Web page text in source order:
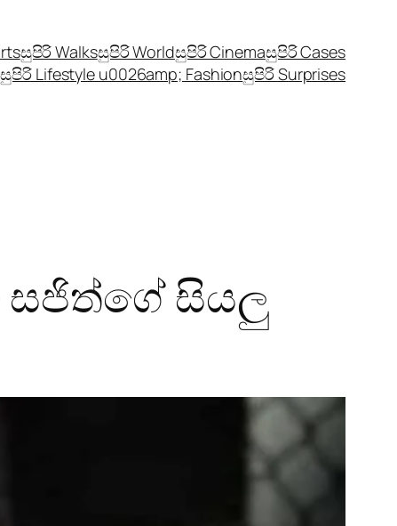
සුපිරි Walksසුපිරි Worldසුපිරි Cinemaසුපිරි Cases
සුපිරි Lifestyle u0026amp; Fashionසුපිරි Surprises
සජිත්ගේ සියලු